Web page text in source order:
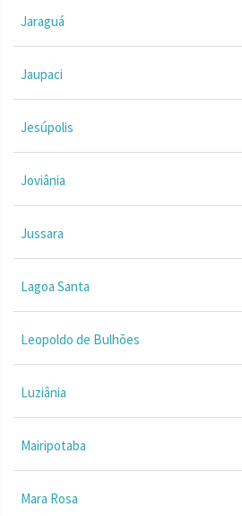
Jaraguá
Jaupaci
Jesúpolis
Joviânia
Jussara
Lagoa Santa
Leopoldo de Bulhões
Luziânia
Mairipotaba
Mara Rosa